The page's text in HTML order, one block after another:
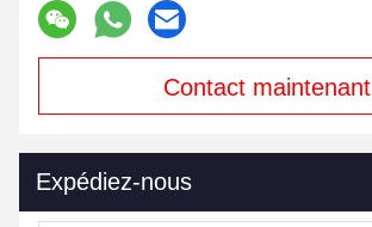
Contact maintenant
Expédiez-nous